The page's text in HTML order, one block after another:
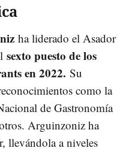
ha liderado el Asador
sexto puesto de los
en 2022. Su
como la
de Gastronomía
Arguinzoniz ha
llevándola a niveles